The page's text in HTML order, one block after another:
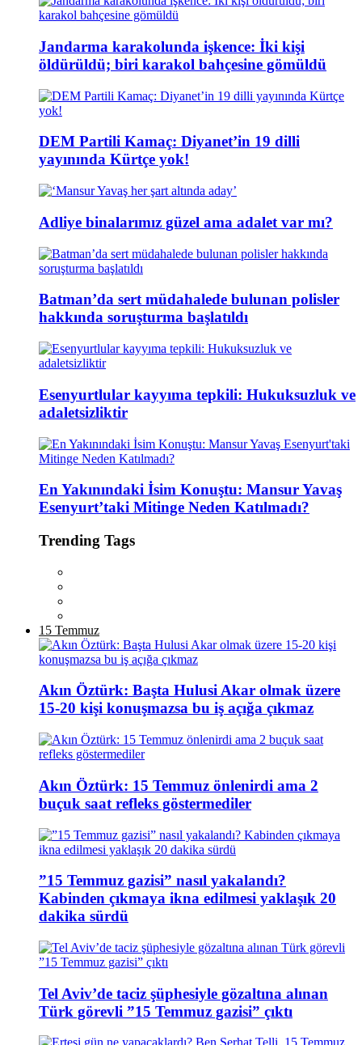
Jandarma karakolunda işkence: İki kişi
öldürüldü; biri karakol bahçesine gömüldü
DEM Partili Kamaç: Diyanet’in 19 dilli
yayınında Kürtçe yok!
Adliye binalarımız güzel ama adalet var mı?
Batman’da sert müdahalede bulunan polisler
hakkında soruşturma başlatıldı
Esenyurtlular kayyıma tepkili: Hukuksuzluk ve
adaletsizliktir
En Yakınındaki İsim Konuştu: Mansur Yavaş
Esenyurt’taki Mitinge Neden Katılmadı?
Trending Tags
15 Temmuz
Akın Öztürk: Başta Hulusi Akar olmak üzere
15-20 kişi konuşmazsa bu iş açığa çıkmaz
Akın Öztürk: 15 Temmuz önlenirdi ama 2
buçuk saat refleks göstermediler
”15 Temmuz gazisi” nasıl yakalandı?
Kabinden çıkmaya ikna edilmesi yaklaşık 20
dakika sürdü
Tel Aviv’de taciz şüphesiyle gözaltına alınan
Türk görevli ”15 Temmuz gazisi” çıktı